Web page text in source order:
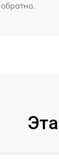
обратно.